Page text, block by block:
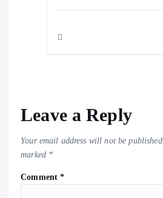
Leave a Reply
Your email address will not be published.
marked *
Comment*